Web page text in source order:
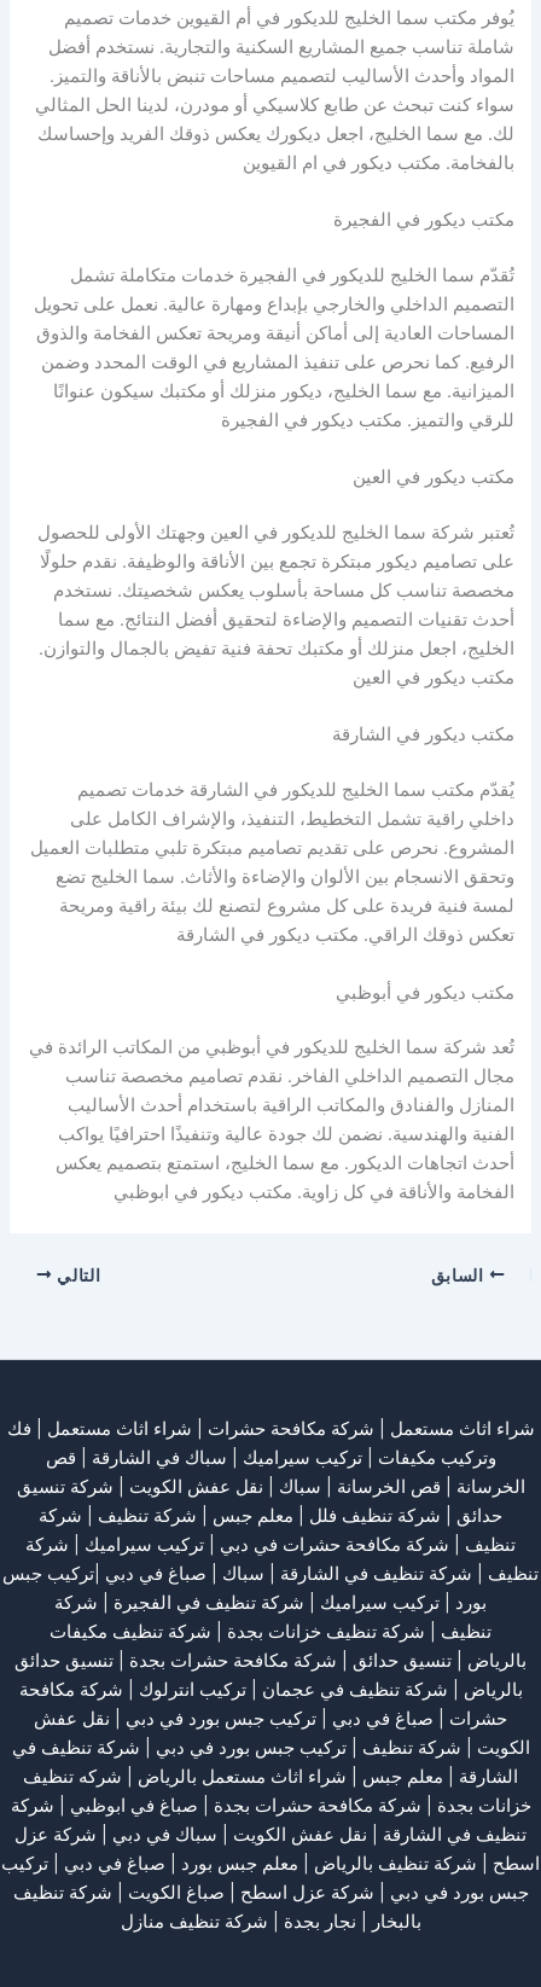
يُوفر مكتب سما الخليج للديكور في أم القيوين خدمات تصميم
شاملة تناسب جميع المشاريع السكنية والتجارية. نستخدم أفضل
المواد وأحدث الأساليب لتصميم مساحات تنبض بالأناقة والتميز.
سواء كنت تبحث عن طابع كلاسيكي أو مودرن، لدينا الحل المثالي
لك. مع سما الخليج، اجعل ديكورك يعكس ذوقك الفريد وإحساسك
بالفخامة. مكتب ديكور في ام القيوين
مكتب ديكور في الفجيرة
تُقدّم سما الخليج للديكور في الفجيرة خدمات متكاملة تشمل
التصميم الداخلي والخارجي بإبداع ومهارة عالية. نعمل على تحويل
المساحات العادية إلى أماكن أنيقة ومريحة تعكس الفخامة والذوق
الرفيع. كما نحرص على تنفيذ المشاريع في الوقت المحدد وضمن
الميزانية. مع سما الخليج، ديكور منزلك أو مكتبك سيكون عنوانًا
للرقي والتميز. مكتب ديكور في الفجيرة
مكتب ديكور في العين
تُعتبر شركة سما الخليج للديكور في العين وجهتك الأولى للحصول
على تصاميم ديكور مبتكرة تجمع بين الأناقة والوظيفة. نقدم حلولًا
مخصصة تناسب كل مساحة بأسلوب يعكس شخصيتك. نستخدم
أحدث تقنيات التصميم والإضاءة لتحقيق أفضل النتائج. مع سما
الخليج، اجعل منزلك أو مكتبك تحفة فنية تفيض بالجمال والتوازن.
مكتب ديكور في العين
مكتب ديكور في الشارقة
يُقدّم مكتب سما الخليج للديكور في الشارقة خدمات تصميم
داخلي راقية تشمل التخطيط، التنفيذ، والإشراف الكامل على
المشروع. نحرص على تقديم تصاميم مبتكرة تلبي متطلبات العميل
وتحقق الانسجام بين الألوان والإضاءة والأثاث. سما الخليج تضع
لمسة فنية فريدة على كل مشروع لتصنع لك بيئة راقية ومريحة
تعكس ذوقك الراقي. مكتب ديكور في الشارقة
مكتب ديكور في أبوظبي
تُعد شركة سما الخليج للديكور في أبوظبي من المكاتب الرائدة في
مجال التصميم الداخلي الفاخر. نقدم تصاميم مخصصة تناسب
المنازل والفنادق والمكاتب الراقية باستخدام أحدث الأساليب
الفنية والهندسية. نضمن لك جودة عالية وتنفيذًا احترافيًا يواكب
أحدث اتجاهات الديكور. مع سما الخليج، استمتع بتصميم يعكس
الفخامة والأناقة في كل زاوية. مكتب ديكور في ابوظبي
السابق التالي
شراء اثاث مستعمل شركة مكافحة حشرات شراء اثاث مستعمل
فك
وتركيب مكيفات | تركيب سيراميك | سباك في الشارقة
قص
الخرسانة | قص الخرسانة | سباك نقل عفش الكويت
شركة تنسيق
حدائق
شركة تنظيف فلل معلم جبس شركة تنظيف
شركة
تنظيف
شركة مكافحة حشرات في دبي تركيب سيراميك
شركة
تنظيف
شركة تنظيف في الشارقة | سباك | صباغ في دبي |تركيب جبس
بورد | تركيب سيراميك شركة تنظيف في الفجيرة
شركة
تنظيف
شركة تنظيف خزانات بجدة
شركة تنظيف مكيفات
بالرياض
تنسيق حدائق شركة مكافحة حشرات بجدة
تنسيق حدائق
بالرياض
شركة تنظيف في عجمان | تركيب انترلوك | شركة مكافحة
حشرات
صباغ في دبي تركيب جبس بورد في دبي
نقل عفش
الكويت
شركة تنظيف |تركيب جبس بورد في دبي
شركة تنظيف في
الشارقة
معلم جبس شراء اثاث مستعمل بالرياض
شركه تنظيف
خزانات بجدة
شركة مكافحة حشرات بجدة صباغ في ابوظبي
شركة
تنظيف في الشارقة
نقل عفش الكويت | سباك في دبي | شركة عزل
اسطح
شركة تنظيف بالرياض معلم جبس بورد صباغ في دبي
تركيب
جبس بورد في دبي
شركة عزل اسطح صباغ الكويت
شركة تنظيف
بالبخار
نجار بجدة شركة تنظيف منازل